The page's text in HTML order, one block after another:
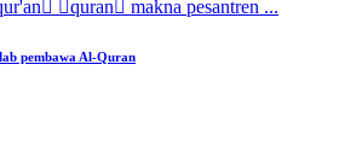
pembawa Al-Quran